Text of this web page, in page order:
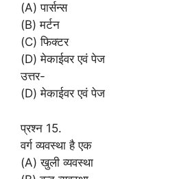
(A) पार्सन्स
(B) मर्टन
(C) फिक्टर
(D) मेकाईवर एवं पेज
उत्तर-
(D) मेकाईवर एवं पेज
प्रश्न 15.
वर्ग व्यवस्था है एक
(A) खुली व्यवस्था